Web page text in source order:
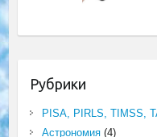
Рубрики
PISA, PIRLS, TIMSS,
Астрономия(4)